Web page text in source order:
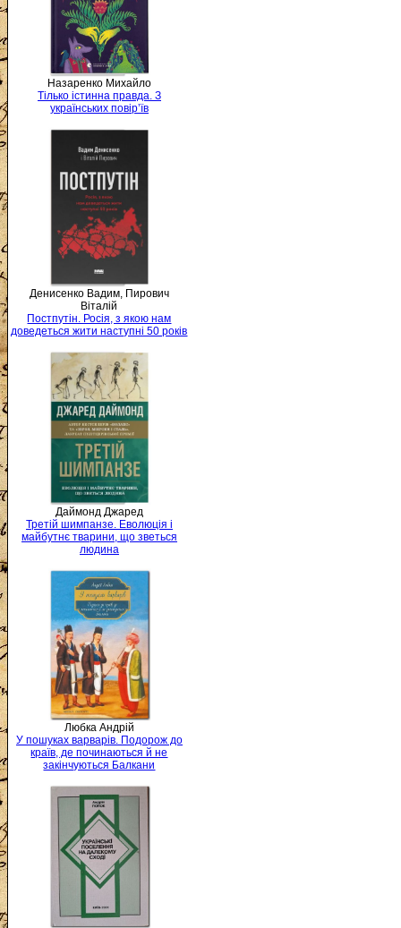
Назаренко Михайло
Тілько істинна правда. З
українських повір’їв
Денисенко Вадим, Пирович
Віталій
Постпутін. Росія, з якою нам
доведеться жити наступні 50 років
Даймонд Джаред
Третій шимпанзе. Еволюція і
майбутнє тварини, що зветься
людина
Любка Андрій
У пошуках варварів. Подорож до
країв, де починаються й не
закінчуються Балкани